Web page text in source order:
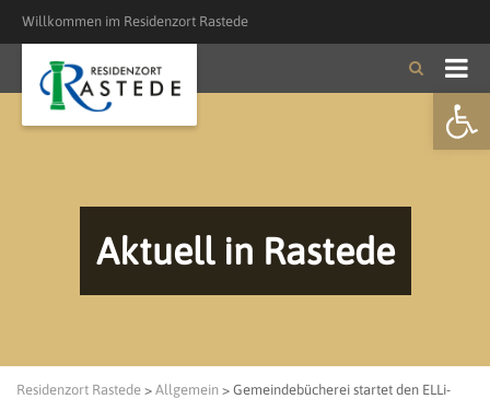
Willkommen im Residenzort Rastede
Aktuell in Rastede
Residenzort Rastede > Allgemein > Gemeindebücherei startet den ELLi-